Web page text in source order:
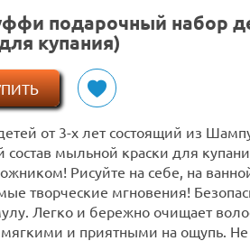
подарочный набор
купания)
от 3-х лет состоящий из
состав мыльной краски для
Рисуйте на себе, на
творческие мгновения!
Легко и бережно очищает
мягкими и приятными на ощупь.